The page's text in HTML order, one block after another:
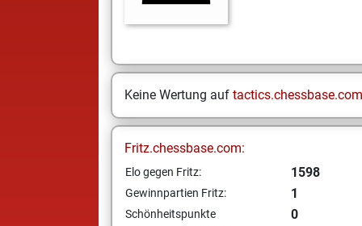
Keine Wertung auf tactics.chessbase.com
Fritz.chessbase.com:
Elo gegen Fritz: 1598
Gewinnpartien Fritz: 1
Schönheitspunkte
0